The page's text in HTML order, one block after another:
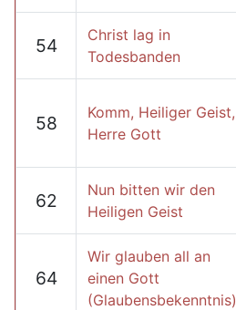
54
Christ lag in
Todesbanden
58
Komm, Heiliger Geist,
Herre Gott
62
Nun bitten wir den
Heiligen Geist
64
Wir glauben all an
einen Gott
(Glaubensbekenntnis)